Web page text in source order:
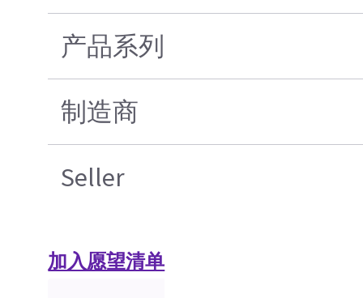
产品系列
制造商
Seller
加入愿望清单